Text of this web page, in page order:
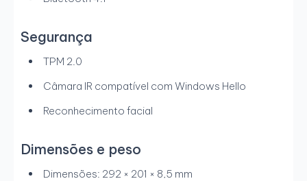
Segurança
TPM 2.0
Câmara IR compatível com Windows Hello
Reconhecimento facial
Dimensões e peso
Dimensões: 292 × 201 × 8,5 mm